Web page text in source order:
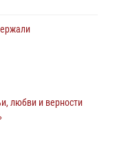
любви и верности